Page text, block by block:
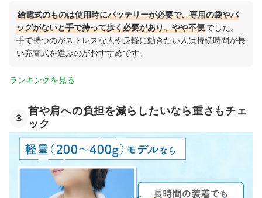
給電式のものは使⽤時にバッテリーが必要で、専⽤の袋やバ
ッグがないと手で持って歩く必要があり、やや不便でした。
手で持つのがストレスな人や身軽に動きたい人は持続時間が長
い充電式を選ぶのがおすすめです。
ランキングを見る
3
首や肩への負担を減らしたいなら重さもチェ
ック